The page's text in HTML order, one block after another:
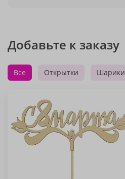
Добавьте к заказу
Все Открытки Шарики